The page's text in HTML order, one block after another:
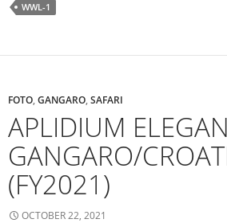
WWL-1
FOTO,GANGARO,SAFARI
APLIDIUM
GANGARO/
(FY2021)
OCTOBER 22, 2021